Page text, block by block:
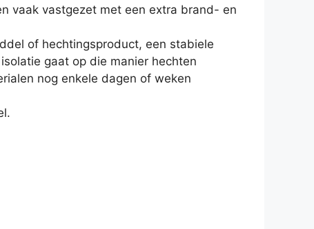
vaak vastgezet met een extra brand- en
of hechtingsproduct, een stabiele
gaat op die manier hechten
nog enkele dagen of weken